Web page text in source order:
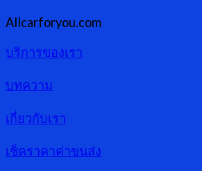
Allcarforyou.com
บริการของเรา
บทความ
เกี่ยวกับเรา
เช็คราคาค่าขนส่ง